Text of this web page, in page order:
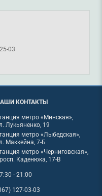
03
КОНТАКТЫ
метро «Минская»,
Лукьяненко, 19
метро «Лыбедская»,
Маккейна, 7-Б
метро «Черниговская»,
Каденюка, 17-В
- 21:00
127-03-03